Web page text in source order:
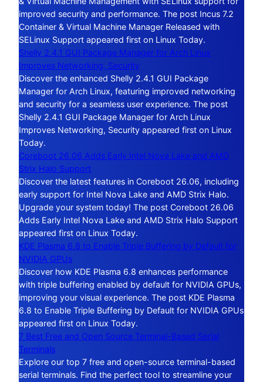
improved security and performance. The post Incus 7.2
Container & Virtual Machine Manager Released with
SELinux Support appeared first on Linux Today.
Shelly 2.4.1 GUI Package Manager for Arch Linux
Improves Networking, Security
Discover the enhanced Shelly 2.4.1 GUI Package
Manager for Arch Linux, featuring improved networking
and security for a seamless user experience. The post
Shelly 2.4.1 GUI Package Manager for Arch Linux
Improves Networking, Security appeared first on Linux
Today.
Coreboot 26.06 Adds Early Intel Nova Lake and AMD
Strix Halo Support
Discover the latest features in Coreboot 26.06, including
early support for Intel Nova Lake and AMD Strix Halo.
Upgrade your system today! The post Coreboot 26.06
Adds Early Intel Nova Lake and AMD Strix Halo Support
appeared first on Linux Today.
KDE Plasma 6.8 to Enable Triple Buffering by Default for
NVIDIA GPUs
Discover how KDE Plasma 6.8 enhances performance
with triple buffering enabled by default for NVIDIA GPUs,
improving your visual experience. The post KDE Plasma
6.8 to Enable Triple Buffering by Default for NVIDIA GPUs
appeared first on Linux Today.
7 Best Free and Open Source Terminal-Based Serial
Terminals
Explore our top 7 free and open-source terminal-based
serial terminals. Find the perfect tool to streamline your